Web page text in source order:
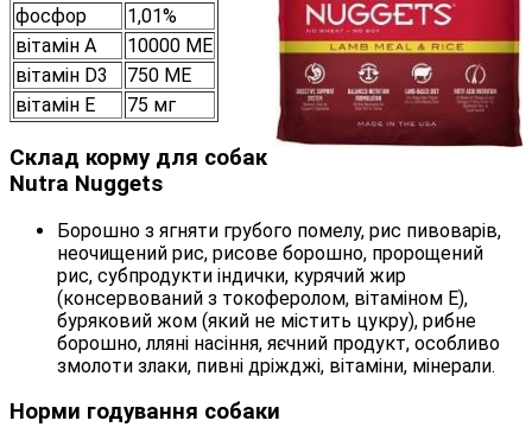
фосфор
1,01%
вітамін А
10000 МЕ
вітамін D3
750 МЕ
вітамін E
75 мг
Склад корму для собак
Nutra Nuggets
Борошно з ягняти грубого помелу, рис пивоварів,
неочищений рис, рисове борошно, пророщений
рис, субпродукти індички, курячий жир
(консервований з токоферолом, вітаміном Е),
буряковий жом (який не містить цукру), рибне
борошно, лляні насіння, яєчний продукт, особливо
змолоти злаки, пивні дріжджі, вітаміни, мінерали.
Норми годування собаки